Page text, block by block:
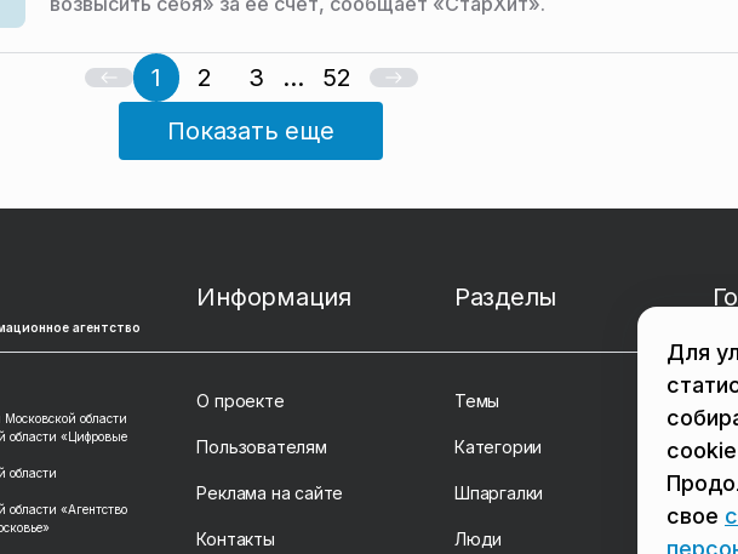
1 2 3 ...
52
Показать еще
агентство
области
области «Цифровые
области
области «Агентство
Информация
О проекте
Пользователям
Реклама на сайте
Контакты
Разделы
Темы
Категории
Шпаргалки
Люди
в
в
Для
свое